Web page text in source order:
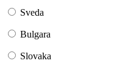
Sveda
Bulgara
Slovaka